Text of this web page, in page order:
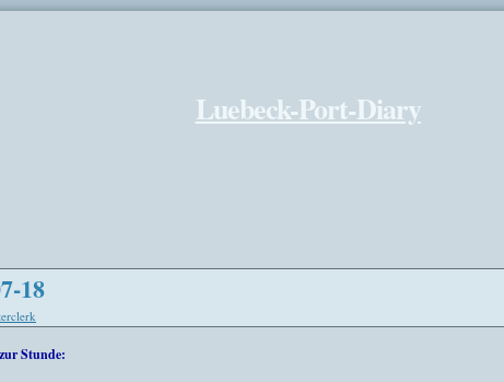
Luebeck-Port-Diary
18
Stunde: